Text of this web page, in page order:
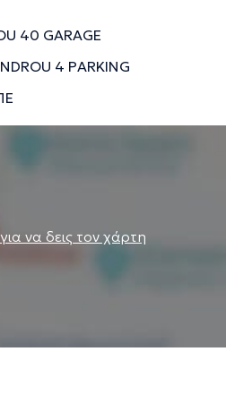
40 GARAGE
4 PARKING
να δεις τον χάρτη